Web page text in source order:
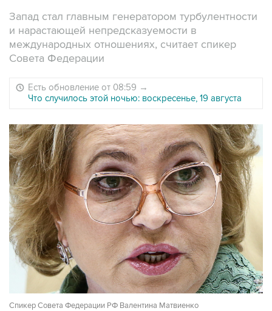
Запад стал главным генератором турбулентности
и нарастающей непредсказуемости в
международных отношениях, считает спикер
Совета Федерации
Есть обновление от 08:59 →
Что случилось этой ночью: воскресенье, 19 августа
Спикер Совета Федерации РФ Валентина Матвиенко